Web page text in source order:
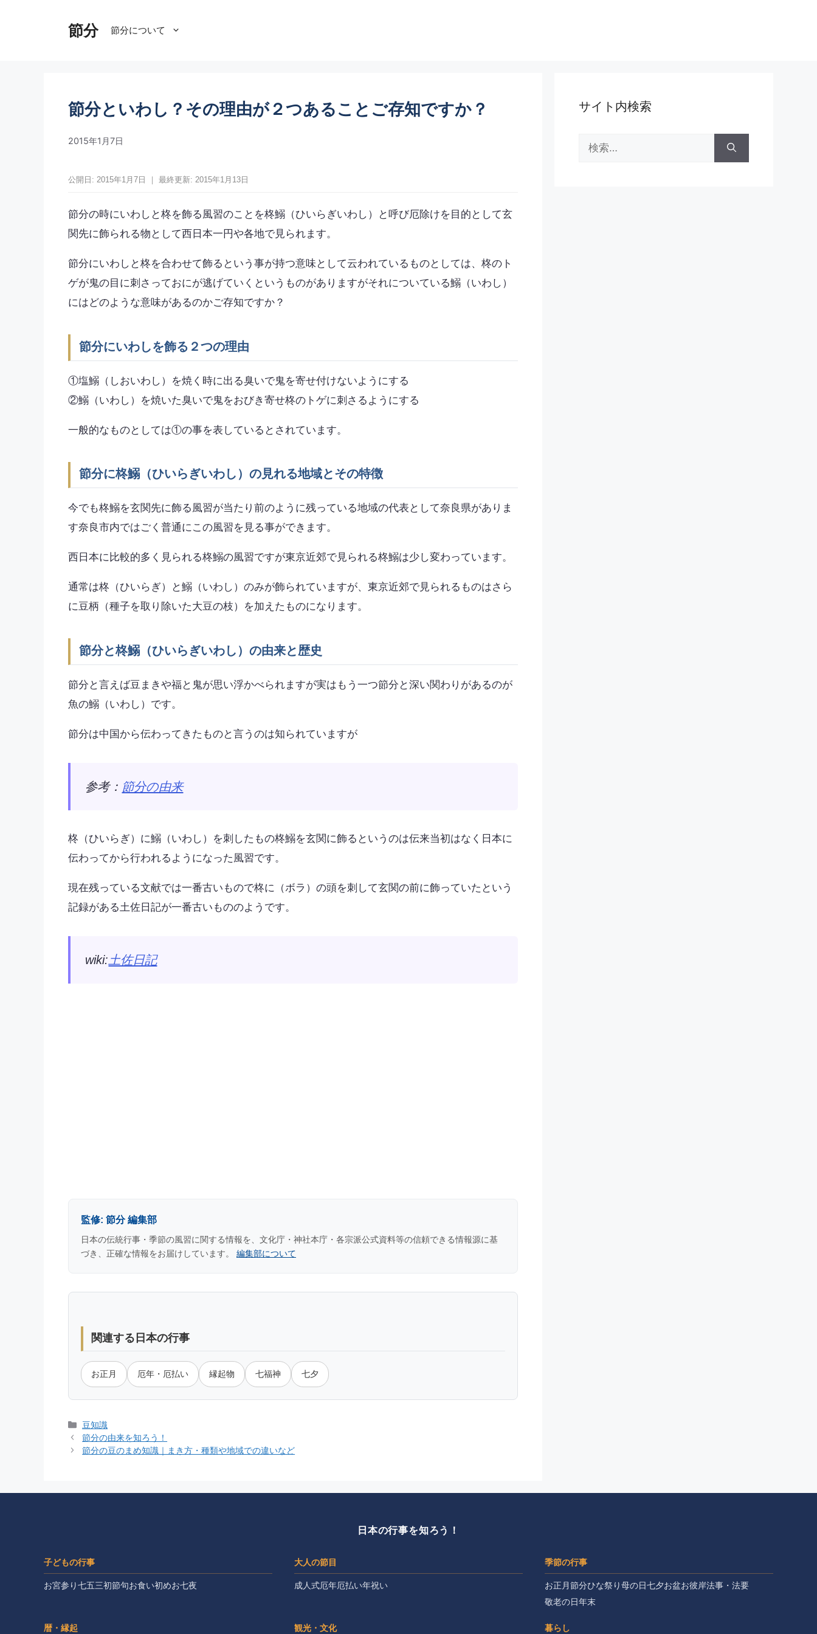
節分 節分について
節分といわし？その理由が２つあることご存知ですか？
2015年1月7日
公開日: 2015年1月7日 ｜ 最終更新: 2015年1月13日
節分の時にいわしと柊を飾る風習のことを柊鰯（ひいらぎいわし）と呼び厄除けを目的として玄
関先に飾られる物として西日本一円や各地で見られます。
節分にいわしと柊を合わせて飾るという事が持つ意味として云われているものとしては、柊のト
ゲが鬼の目に刺さっておにが逃げていくというものがありますがそれについている鰯（いわし）
にはどのような意味があるのかご存知ですか？
節分にいわしを飾る２つの理由
①塩鰯（しおいわし）を焼く時に出る臭いで鬼を寄せ付けないようにする
②鰯（いわし）を焼いた臭いで鬼をおびき寄せ柊のトゲに刺さるようにする
一般的なものとしては①の事を表しているとされています。
節分に柊鰯（ひいらぎいわし）の見れる地域とその特徴
今でも柊鰯を玄関先に飾る風習が当たり前のように残っている地域の代表として奈良県がありま
す奈良市内ではごく普通にこの風習を見る事ができます。
西日本に比較的多く見られる柊鰯の風習ですが東京近郊で見られる柊鰯は少し変わっています。
通常は柊（ひいらぎ）と鰯（いわし）のみが飾られていますが、東京近郊で見られるものはさら
に豆柄（種子を取り除いた大豆の枝）を加えたものになります。
節分と柊鰯（ひいらぎいわし）の由来と歴史
節分と言えば豆まきや福と鬼が思い浮かべられますが実はもう一つ節分と深い関わりがあるのが
魚の鰯（いわし）です。
節分は中国から伝わってきたものと言うのは知られていますが
参考： 節分の由来
柊（ひいらぎ）に鰯（いわし）を刺したもの柊鰯を玄関に飾るというのは伝来当初はなく日本に
伝わってから行われるようになった風習です。
現在残っている文献では一番古いもので柊に（ボラ）の頭を刺して玄関の前に飾っていたという
記録がある土佐日記が一番古いもののようです。
wiki: 土佐日記
監修: 節分 編集部
日本の伝統行事・季節の風習に関する情報を、文化庁・神社本庁・各宗派公式資料等の信頼できる情報源に基
づき、正確な情報をお届けしています。 編集部について
関連する日本の行事
お正月 厄年・厄払い 縁起物 七福神 七夕
カ
テ
ゴ
豆知識
節分の由来を知ろう！
節分の豆のまめ知識｜まき方・種類や地域での違いなど
サイト内検索
索:
日本の行事を知ろう！
子どもの行事
お宮参り七五三初節句お食い初めお七夜
大人の節目
成人式厄年厄払い年祝い
季節の行事
お正月節分ひな祭り母の日七夕お盆お彼岸法事・法要
敬老の日年末
暦・縁起 観光・文化 暮らし